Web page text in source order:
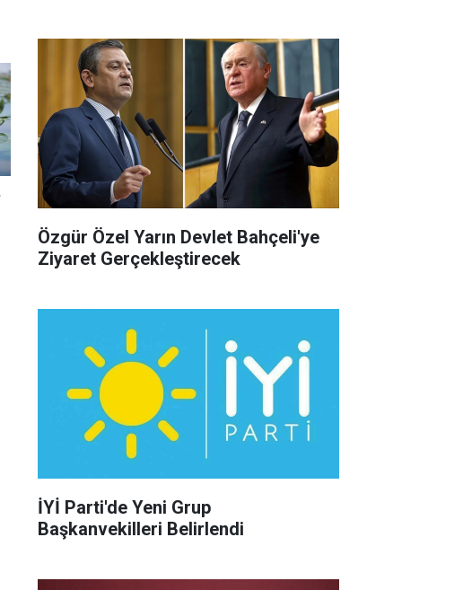
Özgür Özel Yarın Devlet Bahçeli'ye
Ziyaret Gerçekleştirecek
İYİ Parti'de Yeni Grup
Başkanvekilleri Belirlendi